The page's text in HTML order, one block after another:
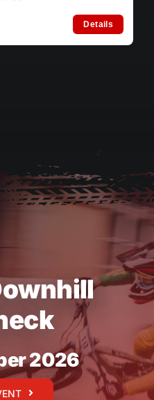
Details
2026